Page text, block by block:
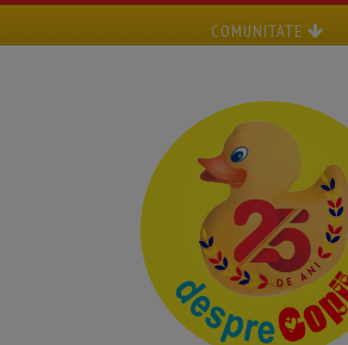
COMUNITATE